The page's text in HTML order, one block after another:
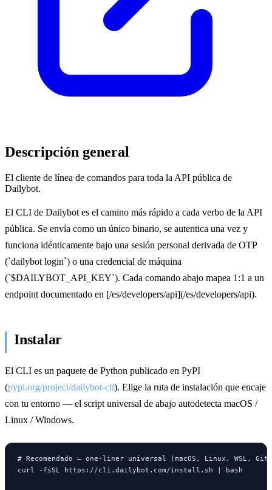
Descripción general
El cliente de línea de comandos para toda la API pública de
Dailybot.
El CLI de Dailybot es el camino más rápido a cada verbo de la API
pública. Se envía como un único binario, se autentica una vez y
funciona idénticamente bajo una sesión personal derivada de OTP
(`dailybot login`) o una credencial de máquina
(`$DAILYBOT_API_KEY`). Cada comando abajo mapea 1:1 a un
endpoint documentado en [/es/developers/api](/es/developers/api).
Instalar
El CLI es un paquete de Python publicado en PyPI
(pypi.org/project/dailybot-cli). Elige la ruta de instalación que encaje
con tu entorno — el script universal de abajo autodetecta macOS /
Linux / Windows.
# Recomendado — one-liner universal (macOS, Linux, WSL, Git
curl -fsSL https://cli.dailybot.com/install.sh | bash